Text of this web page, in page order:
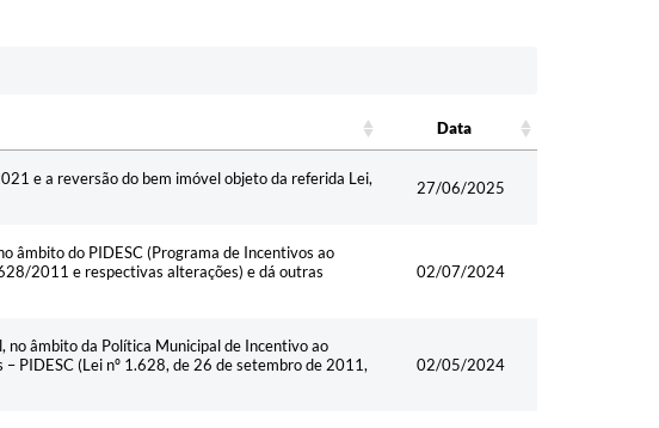
Data
e a reversão do bem imóvel objeto da referida Lei,
27/06/2025
âmbito do PIDESC (Programa de Incentivos ao
2011 e respectivas alterações) e dá outras
02/07/2024
no âmbito da Política Municipal de Incentivo ao
PIDESC (Lei nº 1.628, de 26 de setembro de 2011,
02/05/2024